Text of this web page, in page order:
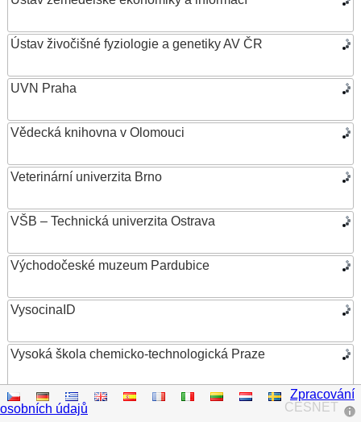
Ústav živočišné fyziologie a genetiky AV ČR
UVN Praha
Vědecká knihovna v Olomouci
Veterinární univerzita Brno
VŠB – Technická univerzita Ostrava
Východočeské muzeum Pardubice
VysocinaID
Vysoká škola chemicko-technologická Praze
Vysoká škola ekonomická v Praze
CESNET
Zpracování
osobních údajů